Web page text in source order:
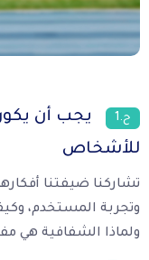
ح.1
يجب أن يكون
للأشخاص
تشاركنا ضيفتنا
وتجربة المستخدم،
ولماذا الشفافية هي